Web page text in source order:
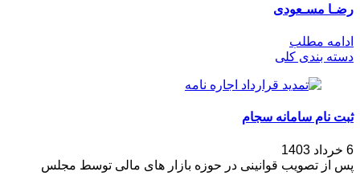
رضـا مسـعودی
ادامه مطلب
دسته بندی کلی
ثبت نام سامانه سجام
6 خرداد 1403
پس از تصویب قوانینی در حوزه بازار های مالی توسط مجلس